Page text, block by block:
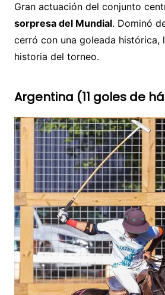
Gran actuación del conjunto
sorpresa del Mundial. Dominó
cerró con una goleada histórica,
historia del torneo.
Argentina (11 goles de